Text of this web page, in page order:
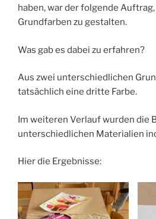
haben, war der folgende
Grundfarben zu gestalten.
Was gab es dabei zu erfahren?
Aus zwei unterschiedlichen
tatsächlich eine dritte Farbe.
Im weiteren Verlauf wurden die
unterschiedlichen Materialien
Hier die Ergebnisse: